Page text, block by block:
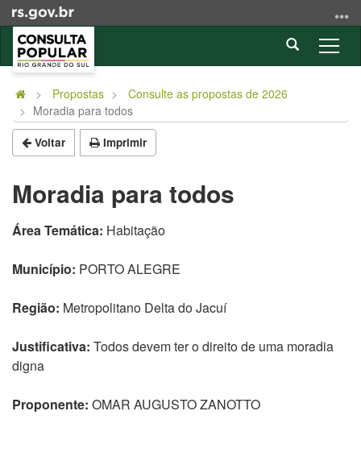
para
conteúdo
para
menu
para
busca
a
Abrir
a
Início
conteúdo
Propostas
Consulte as propostas de 2026
Moradia para todos
Voltar Imprimir
Moradia para todos
Área Temática: Habitação
Município: PORTO ALEGRE
Região: Metropolitano Delta do Jacuí
Justificativa: Todos devem ter o direito de uma moradia
digna
Proponente: OMAR AUGUSTO ZANOTTO